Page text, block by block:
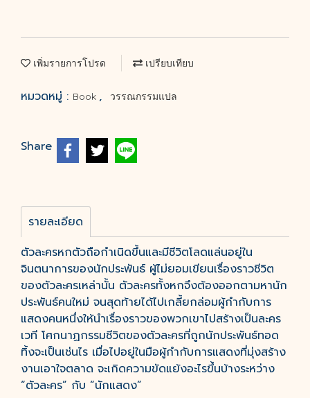
เพิ่มรายการโปรด เปรียบเทียบ
หมวดหมู่ : Book , วรรณกรรมแปล
Share
รายละเอียด
ตัวละครหกตัวถือกำเนิดขึ้นและมีชีวิตโลดแล่นอยู่ใน
จินตนาการของนักประพันธ์ ผู้ไม่ยอมเขียนเรื่องราวชีวิต
ของตัวละครเหล่านั้น ตัวละครทั้งหกจึงต้องออกตามหานัก
ประพันธ์คนใหม่ จนสุดท้ายได้ไปเกลี้ยกล่อมผู้กำกับการ
แสดงคนหนึ่งให้นำเรื่องราวของพวกเขาไปสร้างเป็นละคร
เวที โศกนาฏกรรมชีวิตของตัวละครที่ถูกนักประพันธ์ทอด
ทิ้งจะเป็นเช่นไร เมื่อไปอยู่ในมือผู้กำกับการแสดงที่มุ่งสร้าง
งานเอาใจตลาด จะเกิดความขัดแย้งอะไรขึ้นบ้างระหว่าง
“ตัวละคร” กับ “นักแสดง”